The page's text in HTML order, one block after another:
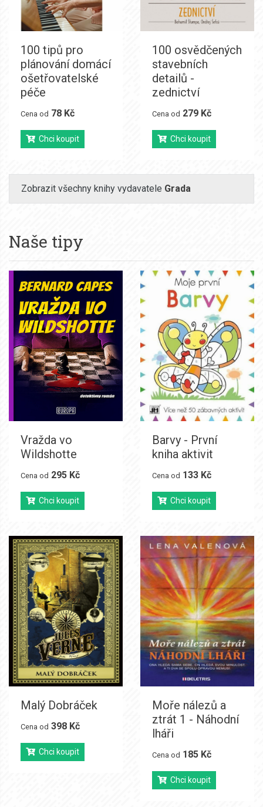
100 tipů pro
plánování domácí
ošetřovatelské
péče
Cena od 78 Kč
Chci koupit
100 osvědčených
stavebních
detailů -
zednictví
Cena od 279 Kč
Chci koupit
Zobrazit všechny knihy vydavatele Grada
Naše tipy
Vražda vo
Wildshotte
Cena od 295 Kč
Chci koupit
Barvy - První
kniha aktivit
Cena od 133 Kč
Chci koupit
Malý Dobráček
Cena od 398 Kč
Chci koupit
Moře nálezů a
ztrát 1 - Náhodní
lháři
Cena od 185 Kč
Chci koupit